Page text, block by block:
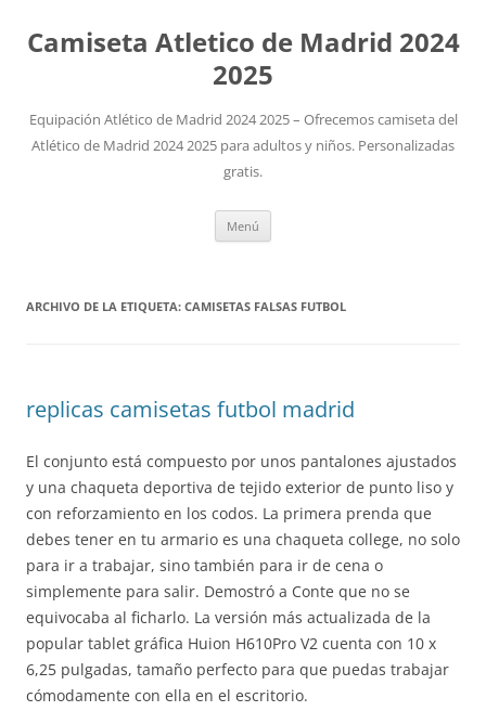
Camiseta Atletico de Madrid 2024
2025
Equipación Atlético de Madrid 2024 2025 – Ofrecemos camiseta del
Atlético de Madrid 2024 2025 para adultos y niños. Personalizadas
gratis.
Menú
ARCHIVO DE LA ETIQUETA: CAMISETAS FALSAS FUTBOL
replicas camisetas futbol madrid
El conjunto está compuesto por unos pantalones ajustados
y una chaqueta deportiva de tejido exterior de punto liso y
con reforzamiento en los codos. La primera prenda que
debes tener en tu armario es una chaqueta college, no solo
para ir a trabajar, sino también para ir de cena o
simplemente para salir. Demostró a Conte que no se
equivocaba al ficharlo. La versión más actualizada de la
popular tablet gráfica Huion H610Pro V2 cuenta con 10 x
6,25 pulgadas, tamaño perfecto para que puedas trabajar
cómodamente con ella en el escritorio.